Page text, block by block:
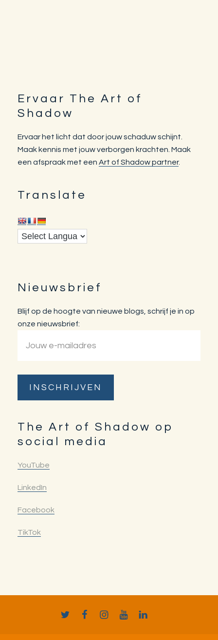
Footer
Ervaar The Art of
Shadow
Ervaar het licht dat door jouw schaduw schijnt.
Maak kennis met jouw verborgen krachten. Maak
een afspraak met een Art of Shadow partner.
Translate
Nieuwsbrief
Blijf op de hoogte van nieuwe blogs, schrijf je in op
onze nieuwsbrief:
The Art of Shadow op
social media
YouTube
LinkedIn
Facebook
TikTok
TwitterFacebookInstagramYouTubeLinkedIn